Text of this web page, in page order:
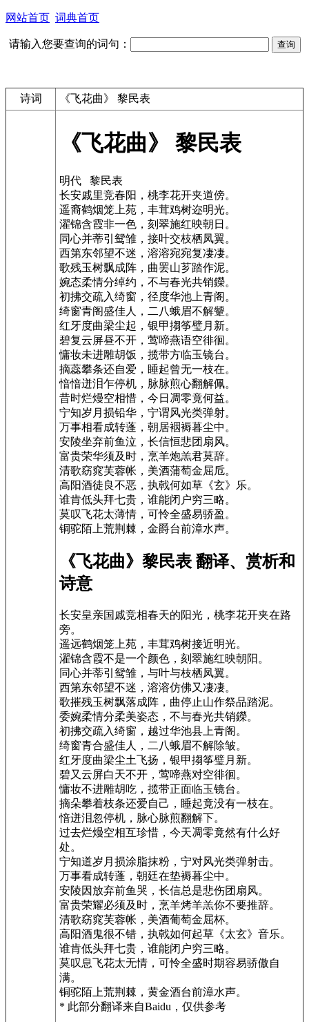
网站首页 词典首页
请输入您要查询的词句：
诗词 《飞花曲》 黎民表
《飞花曲》 黎民表
明代 黎民表
长安戚里竞春阳，桃李花开夹道傍。
遥裔鹤烟笼上苑，丰茸鸡树迩明光。
濯锦含霞非一色，刻翠施红映朝日。
同心并蒂引鸳雏，接叶交枝栖凤翼。
西第东邻望不迷，溶溶宛宛复凄凄。
歌残玉树飘成阵，曲罢山芗踏作泥。
婉态柔情分绰约，不与春光共销鑅。
初拂交疏入绮窗，径度华池上青阁。
绮窗青阁盛佳人，二八蛾眉不解颦。
红牙度曲梁尘起，银甲搊筝璧月新。
碧复云屏昼不开，莺啼燕语空徘徊。
慵妆未进雕胡饭，揽带方临玉镜台。
摘蕊攀条还自爱，睡起曾无一枝在。
愔愔迸泪乍停机，脉脉煎心翻解佩。
昔时烂熳空相惜，今日凋零竟何益。
宁知岁月损铅华，宁谓风光类弹射。
万事相看成转蓬，朝居裀褥暮尘中。
安陵坐弃前鱼泣，长信恒悲团扇风。
富贵荣华须及时，烹羊炮羔君莫辞。
清歌窈窕芙蓉帐，美酒蒲萄金屈卮。
高阳酒徒良不恶，执戟何如草《玄》乐。
谁肯低头拜七贵，谁能闭户穷三略。
莫叹飞花太薄情，可怜全盛易骄盈。
铜驼陌上荒荆棘，金爵台前漳水声。
《飞花曲》黎民表 翻译、赏析和
诗意
长安皇亲国戚竞相春天的阳光，桃李花开夹在路
旁。
遥远鹤烟笼上苑，丰茸鸡树接近明光。
濯锦含霞不是一个颜色，刻翠施红映朝阳。
同心并蒂引鸳雏，与叶与枝栖凤翼。
西第东邻望不迷，溶溶仿佛又凄凄。
歌摧残玉树飘落成阵，曲停止山作祭品踏泥。
委婉柔情分柔美姿态，不与春光共销鑅。
初拂交疏入绮窗，越过华池县上青阁。
绮窗青合盛佳人，二八蛾眉不解除皱。
红牙度曲梁尘土飞扬，银甲搊筝璧月新。
碧又云屏白天不开，莺啼燕对空徘徊。
慵妆不进雕胡吃，揽带正面临玉镜台。
摘朵攀着枝条还爱自己，睡起竟没有一枝在。
愔迸泪忽停机，脉心脉煎翻解下。
过去烂熳空相互珍惜，今天凋零竟然有什么好
处。
宁知道岁月损涂脂抹粉，宁对风光类弹射击。
万事看成转蓬，朝廷在垫褥暮尘中。
安陵因放弃前鱼哭，长信总是悲伤团扇风。
富贵荣耀必须及时，烹羊烤羊羔你不要推辞。
清歌窈窕芙蓉帐，美酒葡萄金屈杯。
高阳酒鬼很不错，执戟如何起草《太玄》音乐。
谁肯低头拜七贵，谁能闭户穷三略。
莫叹息飞花太无情，可怜全盛时期容易骄傲自
满。
铜驼陌上荒荆棘，黄金酒台前漳水声。
* 此部分翻译来自Baidu，仅供参考